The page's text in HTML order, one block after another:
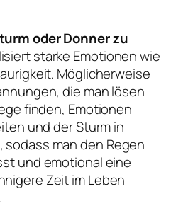
oder Donner zu
starke Emotionen wie
Möglicherweise
die man lösen
finden, Emotionen
und der Sturm in
man den Regen
und emotional eine
Zeit im Leben